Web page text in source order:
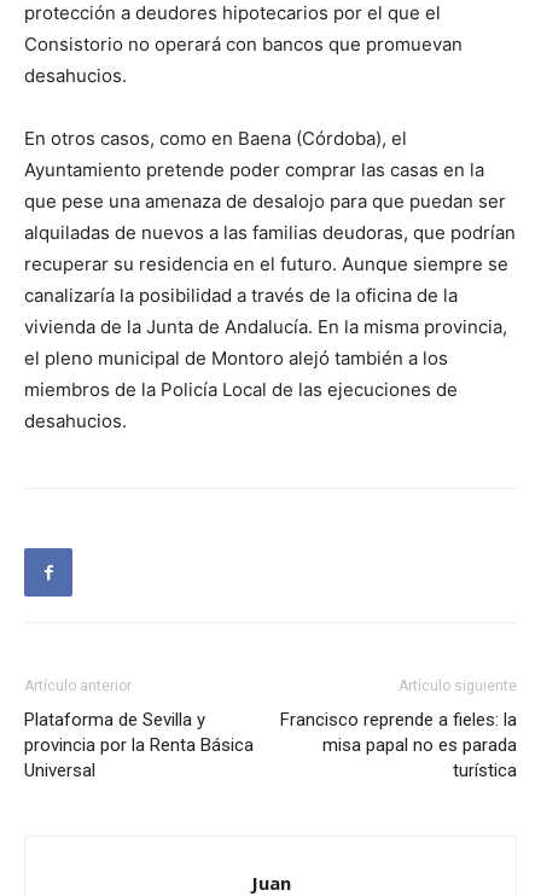
protección a deudores hipotecarios por el que el
Consistorio no operará con bancos que promuevan
desahucios.
En otros casos, como en Baena (Córdoba), el
Ayuntamiento pretende poder comprar las casas en la
que pese una amenaza de desalojo para que puedan ser
alquiladas de nuevos a las familias deudoras, que podrían
recuperar su residencia en el futuro. Aunque siempre se
canalizaría la posibilidad a través de la oficina de la
vivienda de la Junta de Andalucía. En la misma provincia,
el pleno municipal de Montoro alejó también a los
miembros de la Policía Local de las ejecuciones de
desahucios.
Artículo anterior
Plataforma de Sevilla y
provincia por la Renta Básica
Universal
Artículo siguiente
Francisco reprende a fieles: la
misa papal no es parada
turística
Juan